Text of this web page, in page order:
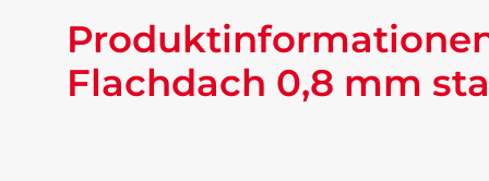
Flachdach 0,8 mm